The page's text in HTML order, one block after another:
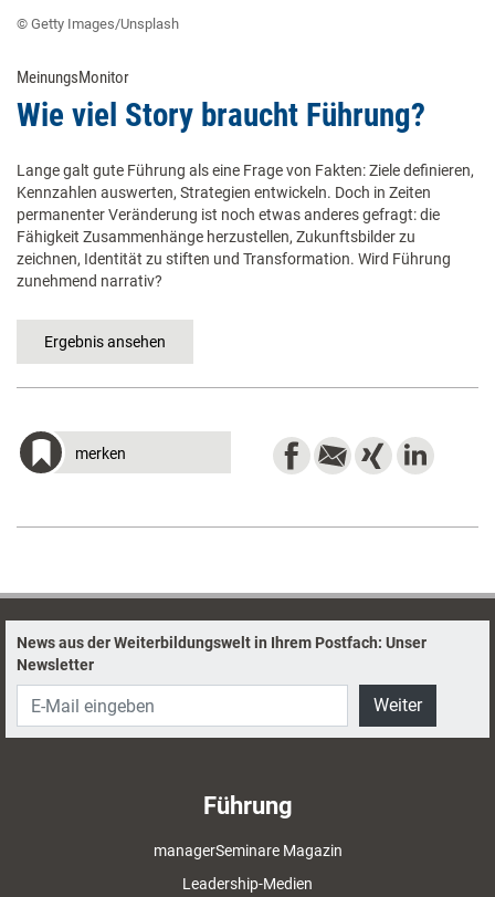
© Getty Images/Unsplash
MeinungsMonitor
Wie viel Story braucht Führung?
Lange galt gute Führung als eine Frage von Fakten: Ziele definieren,
Kennzahlen auswerten, Strategien entwickeln. Doch in Zeiten
permanenter Veränderung ist noch etwas anderes gefragt: die
Fähigkeit Zusammenhänge herzustellen, Zukunftsbilder zu
zeichnen, Identität zu stiften und Transformation. Wird Führung
zunehmend narrativ?
merken
News aus der Weiterbildungswelt in Ihrem Postfach: Unser
Newsletter
Weiter
Führung
managerSeminare Magazin
Leadership-Medien